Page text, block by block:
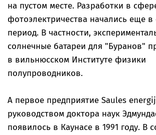
на пустом месте. Разработки в
фотоэлектричества начались еще в
период. В частности,
солнечные батареи для "Буранов"
в вильнюсском Институте физики
полупроводников.
А первое предприятие Saules
руководством доктора наук
появилось в Каунасе в 1991 году. В